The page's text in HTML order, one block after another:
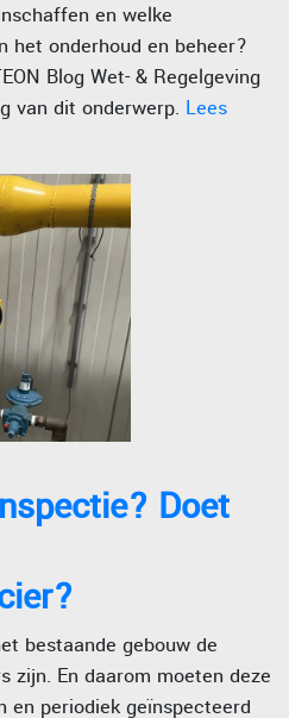
en welke
het onderhoud en beheer?
Blog Wet- & Regelgeving
van dit onderwerp. Lees
Doet
bestaande gebouw de
zijn. En daarom moeten deze
en periodiek geïnspecteerd